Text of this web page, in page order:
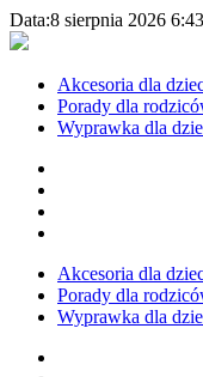
Data:8 sierpnia 2026 6:43
Akcesoria dla
Porady dla
Wyprawka dla
Akcesoria dla
Porady dla
Wyprawka dla